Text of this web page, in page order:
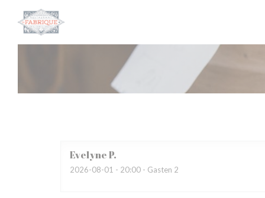
Cookies beheer paneel
EvelyneP
2026-08-01 - 20:00 - Gasten 2